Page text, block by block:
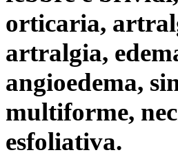
orticaria,
artralgia,
angioedema,
multiforme,
esfoliativa.